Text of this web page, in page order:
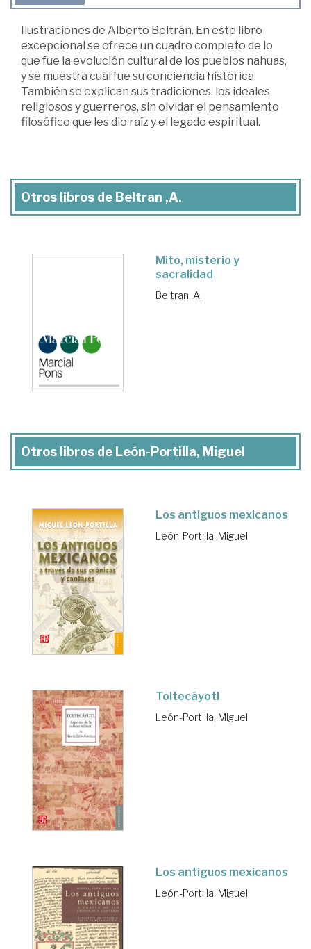
Ilustraciones de Alberto Beltrán. En este libro
excepcional se ofrece un cuadro completo de lo
que fue la evolución cultural de los pueblos nahuas,
y se muestra cuál fue su conciencia histórica.
También se explican sus tradiciones, los ideales
religiosos y guerreros, sin olvidar el pensamiento
filosófico que les dio raíz y el legado espiritual.
Otros libros de Beltran ,A.
Mito, misterio y
sacralidad
Beltran ,A.
Otros libros de León-Portilla, Miguel
Los antiguos mexicanos
León-Portilla, Miguel
Toltecáyotl
León-Portilla, Miguel
Los antiguos mexicanos
León-Portilla, Miguel